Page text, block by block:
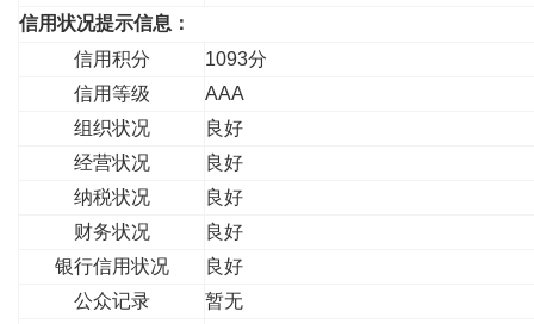
信用状况提示信息：
信用积分
1093分
信用等级
AAA
组织状况
良好
经营状况
良好
纳税状况
良好
财务状况
良好
银行信用状况
良好
公众记录
暂无